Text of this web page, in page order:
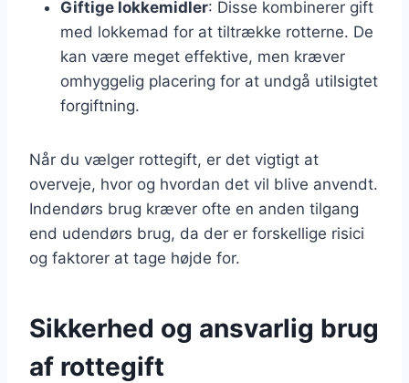
Giftige lokkemidler: Disse kombinerer gift
med lokkemad for at tiltrække rotterne. De
kan være meget effektive, men kræver
omhyggelig placering for at undgå utilsigtet
forgiftning.
Når du vælger rottegift, er det vigtigt at
overveje, hvor og hvordan det vil blive anvendt.
Indendørs brug kræver ofte en anden tilgang
end udendørs brug, da der er forskellige risici
og faktorer at tage højde for.
Sikkerhed og ansvarlig brug
af rottegift